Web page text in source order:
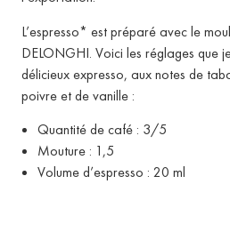
L’espresso* est préparé avec le
DELONGHI. Voici les réglages que
délicieux expresso, aux notes de
poivre et de vanille :
Quantité de café : 3/5
Mouture : 1,5
Volume d’espresso : 20 ml